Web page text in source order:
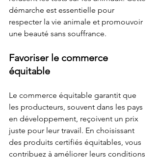
démarche est essentielle pour
respecter la vie animale et promouvoir
une beauté sans souffrance.
Favoriser le commerce
équitable
Le commerce équitable garantit que
les producteurs, souvent dans les pays
en développement, reçoivent un prix
juste pour leur travail. En choisissant
des produits certifiés équitables, vous
contribuez à améliorer leurs conditions